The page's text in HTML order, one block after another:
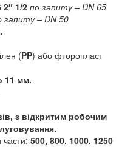
2″ 1/2 по запиту– DN 65
запиту– DN 50
(PP) або фторопласт
11 мм.
з відкритим робочим
500, 800, 1000, 1250